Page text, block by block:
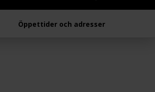
Öppettider och adresser